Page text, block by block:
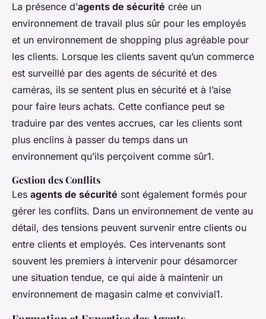
La présence d’agents de sécurité crée un
environnement de travail plus sûr pour les employés
et un environnement de shopping plus agréable pour
les clients. Lorsque les clients savent qu’un commerce
est surveillé par des agents de sécurité et des
caméras, ils se sentent plus en sécurité et à l’aise
pour faire leurs achats. Cette confiance peut se
traduire par des ventes accrues, car les clients sont
plus enclins à passer du temps dans un
environnement qu’ils perçoivent comme sûr1.
Gestion des Conflits
Les agents de sécurité sont également formés pour
gérer les conflits. Dans un environnement de vente au
détail, des tensions peuvent survenir entre clients ou
entre clients et employés. Ces intervenants sont
souvent les premiers à intervenir pour désamorcer
une situation tendue, ce qui aide à maintenir un
environnement de magasin calme et convivial1.